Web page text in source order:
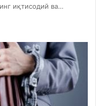
иқтисодий ва…